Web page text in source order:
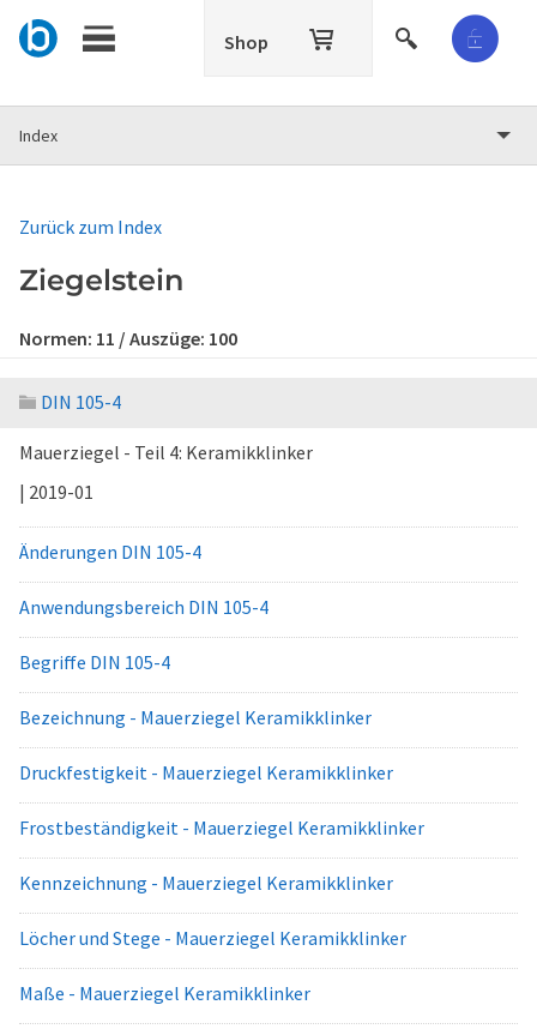
Shop
Index
Zurück zum Index
Ziegelstein
Normen: 11 / Auszüge: 100
DIN 105-4
Mauerziegel - Teil 4: Keramikklinker
| 2019-01
Änderungen DIN 105-4
Anwendungsbereich DIN 105-4
Begriffe DIN 105-4
Bezeichnung - Mauerziegel Keramikklinker
Druckfestigkeit - Mauerziegel Keramikklinker
Frostbeständigkeit - Mauerziegel Keramikklinker
Kennzeichnung - Mauerziegel Keramikklinker
Löcher und Stege - Mauerziegel Keramikklinker
Maße - Mauerziegel Keramikklinker